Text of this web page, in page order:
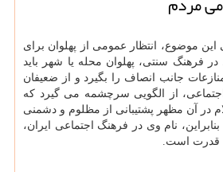
موضوع، انتظار عمومی از پهلوان برای
فرهنگ سنتی، پهلوان محله یا شهر باید
منازعات جانب انصاف را بگیرد و از ضعیفان
اجتماعی، از الگویی سرچشمه می گیرد که
در آن مظهر پشتیبانی از مظلوم و دشمنی
نام وی در فرهنگ اجتماعی ایران،
قدرت است.